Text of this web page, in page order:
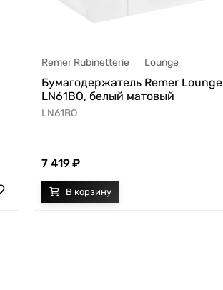
Remer Rubinetterie Lounge
Бумагодержатель Remer Lounge
LN61BO, белый матовый
LN61BO
7 419